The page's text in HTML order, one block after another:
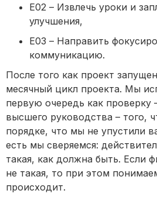
E02 – Извлечь уроки и
улучшения,
E03 – Направить
коммуникацию.
После того как проект
месячный цикл проекта. Мы
первую очередь как проверку
высшего руководства – того,
порядке, что мы не упустили
есть мы сверяемся:
такая, как должна быть. Если
не такая, то при этом
происходит.